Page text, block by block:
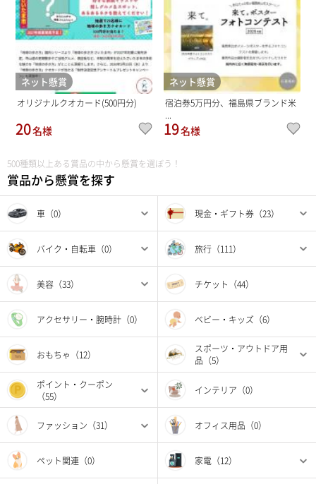
500種類以上ある賞品の中から懸賞を選ぼう！
賞品から懸賞を探す
車（0） 現金・ギフト券（23）
バイク・自転車（0） 旅行（111）
美容（33） チケット（44）
アクセサリー・腕時計（0） ベビー・キッズ（6）
おもちゃ（12）
スポーツ・アウトドア用
品（5）
ポイント・クーポン
（55）
インテリア（0）
ファッション（31） オフィス用品（0）
ペット関連（0） 家電（12）
ネット懸賞
オリジナルクオカード(500円分)
20名様
ネット懸賞
宿泊券5万円分、福島県ブランド米
...
19名様